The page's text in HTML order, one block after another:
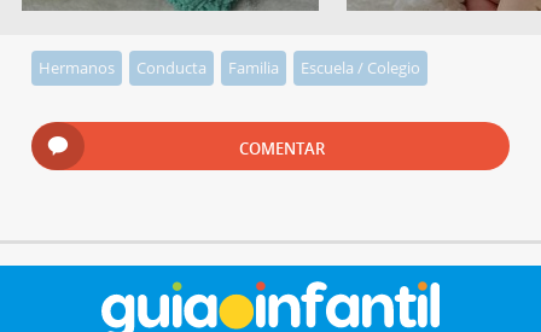
Hermanos Conducta Familia Escuela / Colegio
COMENTAR